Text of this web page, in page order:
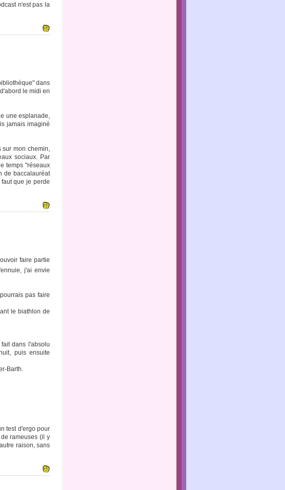
n'est pas la
dans
le midi en
une esplanade,
jamais imaginé
sur mon chemin,
sociaux. Par
temps "réseaux
de baccalauréat
que je perde
faire partie
j'ai envie
pas faire
le biathlon de
dans l'absolu
puis ensuite
Barth.
test d'ergo pour
rameuses (il y
raison, sans